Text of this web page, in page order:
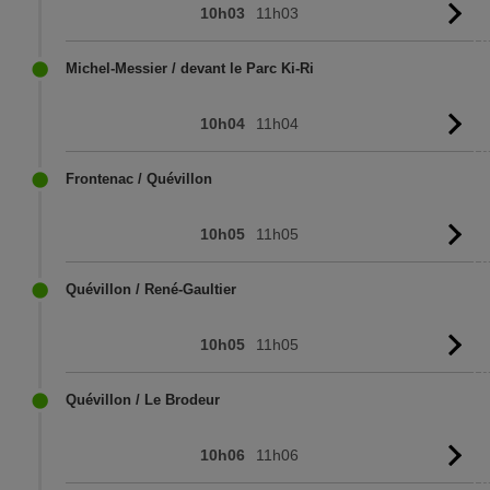
10h03 11h03
Michel-Messier / devant le Parc Ki-Ri
10h04 11h04
Frontenac / Quévillon
10h05 11h05
Quévillon / René-Gaultier
10h05 11h05
Quévillon / Le Brodeur
10h06 11h06